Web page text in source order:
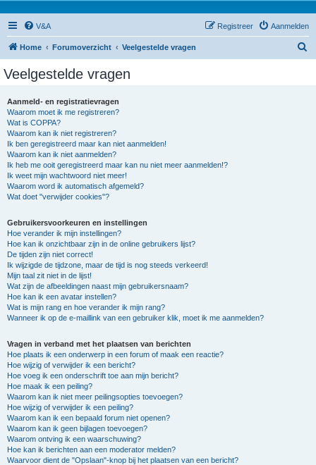
V&A Aanmelden
Registreer
Home Forumoverzicht Veelgestelde vragen
Veelgestelde vragen
Aanmeld- en registratievragen
Waarom moet ik me registreren?
Wat is COPPA?
Waarom kan ik niet registreren?
Ik ben geregistreerd maar kan niet aanmelden!
Waarom kan ik niet aanmelden?
Ik heb me ooit geregistreerd maar kan nu niet meer aanmelden!?
Ik weet mijn wachtwoord niet meer!
Waarom word ik automatisch afgemeld?
Wat doet "verwijder cookies"?
Gebruikersvoorkeuren en instellingen
Hoe verander ik mijn instellingen?
Hoe kan ik onzichtbaar zijn in de online gebruikers lijst?
De tijden zijn niet correct!
Ik wijzigde de tijdzone, maar de tijd is nog steeds verkeerd!
Mijn taal zit niet in de lijst!
Wat zijn de afbeeldingen naast mijn gebruikersnaam?
Hoe kan ik een avatar instellen?
Wat is mijn rang en hoe verander ik mijn rang?
Wanneer ik op de e-maillink van een gebruiker klik, moet ik me aanmelden?
Vragen in verband met het plaatsen van berichten
Hoe plaats ik een onderwerp in een forum of maak een reactie?
Hoe wijzig of verwijder ik een bericht?
Hoe voeg ik een onderschrift toe aan mijn bericht?
Hoe maak ik een peiling?
Waarom kan ik niet meer peilingsopties toevoegen?
Hoe wijzig of verwijder ik een peiling?
Waarom kan ik een bepaald forum niet openen?
Waarom kan ik geen bijlagen toevoegen?
Waarom ontving ik een waarschuwing?
Hoe kan ik berichten aan een moderator melden?
Waarvoor dient de "Opslaan"-knop bij het plaatsen van een bericht?